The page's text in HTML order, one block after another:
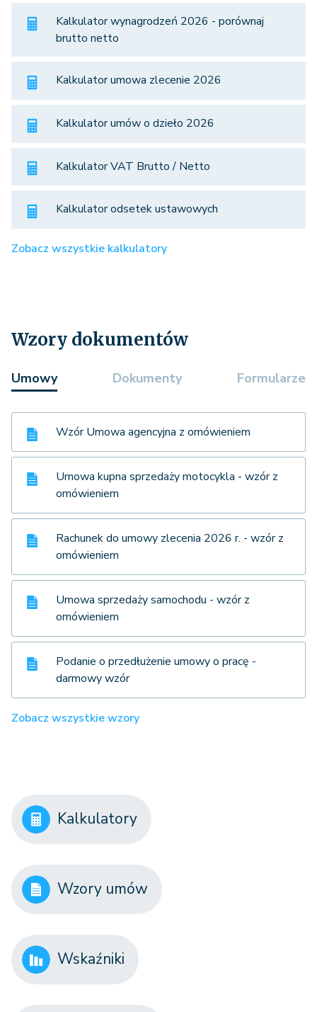
Kalkulator wynagrodzeń 2026 - porównaj
brutto netto
Kalkulator umowa zlecenie 2026
Kalkulator umów o dzieło 2026
Kalkulator VAT Brutto / Netto
Kalkulator odsetek ustawowych
Zobacz wszystkie kalkulatory
Wzory dokumentów
Umowy Dokumenty Formularze
Wzór Umowa agencyjna z omówieniem
Umowa kupna sprzedaży motocykla - wzór z
omówieniem
Rachunek do umowy zlecenia 2026 r. - wzór z
omówieniem
Umowa sprzedaży samochodu - wzór z
omówieniem
Podanie o przedłużenie umowy o pracę -
darmowy wzór
Zobacz wszystkie wzory
Kalkulatory
Wzory umów
Wskaźniki